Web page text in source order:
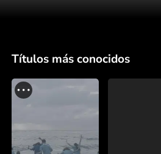
Títulos más conocidos